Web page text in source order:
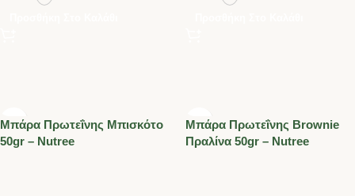
Μπάρα Πρωτεΐνης Μπισκότο
50gr – Nutree
Μπάρα Πρωτεΐνης Brownie
Πραλίνα 50gr – Nutree